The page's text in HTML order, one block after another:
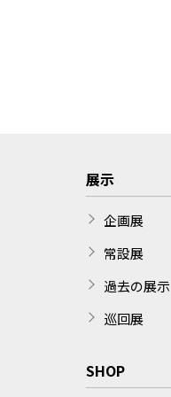
展示
企画展
常設展
過去の展示
巡回展
SHOP